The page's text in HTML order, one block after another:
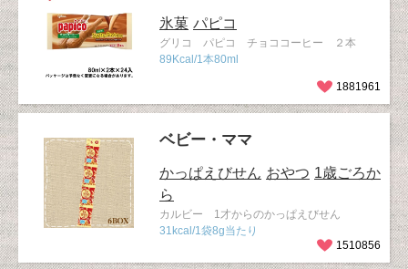
氷菓 パピコ
グリコ パピコ チョココーヒー ２本
89Kcal/1本80ml
1881961
ベビー・ママ
かっぱえびせん おやつ 1歳ごろか
ら
カルビー 1才からのかっぱえびせん
31kcal/1袋8g当たり
1510856